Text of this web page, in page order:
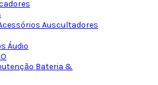
Auscultadores
Áudio
Bateria &